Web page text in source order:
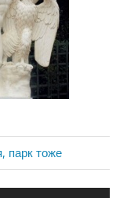
парк тоже